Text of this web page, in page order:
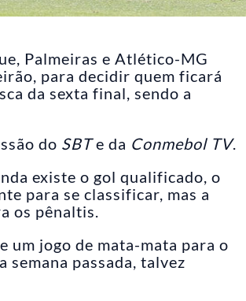
Palmeiras e Atlético-MG
para decidir quem ficará
da sexta final, sendo a
do SBTe da Conmebol TV.
existe o gol qualificado, o
para se classificar, mas a
os pênaltis.
um jogo de mata-mata para o
passada, talvez